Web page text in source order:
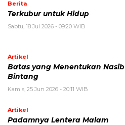
Berita
Terkubur untuk Hidup
Sabtu, 18 Jul 2026 - 09:20 WIB
Artikel
Batas yang Menentukan Nasib
Bintang
Kamis, 25 Jun 2026 - 20:11 WIB
Artikel
Padamnya Lentera Malam